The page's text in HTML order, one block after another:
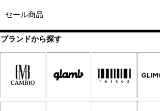
セール商品
ブランドから探す